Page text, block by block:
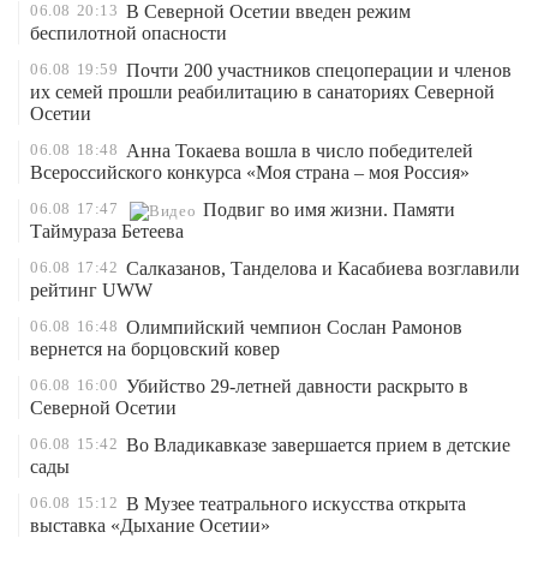
06.08 20:13 В Северной Осетии введен режим
беспилотной опасности
06.08 19:59 Почти 200 участников спецоперации и членов
их семей прошли реабилитацию в санаториях Северной
Осетии
06.08 18:48 Анна Токаева вошла в число победителей
Всероссийского конкурса «Моя страна – моя Россия»
06.08 17:47
Подвиг во имя жизни. Памяти
Таймураза Бетеева
06.08 17:42 Салказанов, Танделова и Касабиева возглавили
рейтинг UWW
06.08 16:48 Олимпийский чемпион Сослан Рамонов
вернется на борцовский ковер
06.08 16:00 Убийство 29-летней давности раскрыто в
Северной Осетии
06.08 15:42 Во Владикавказе завершается прием в детские
сады
06.08 15:12 В Музее театрального искусства открыта
выставка «Дыхание Осетии»